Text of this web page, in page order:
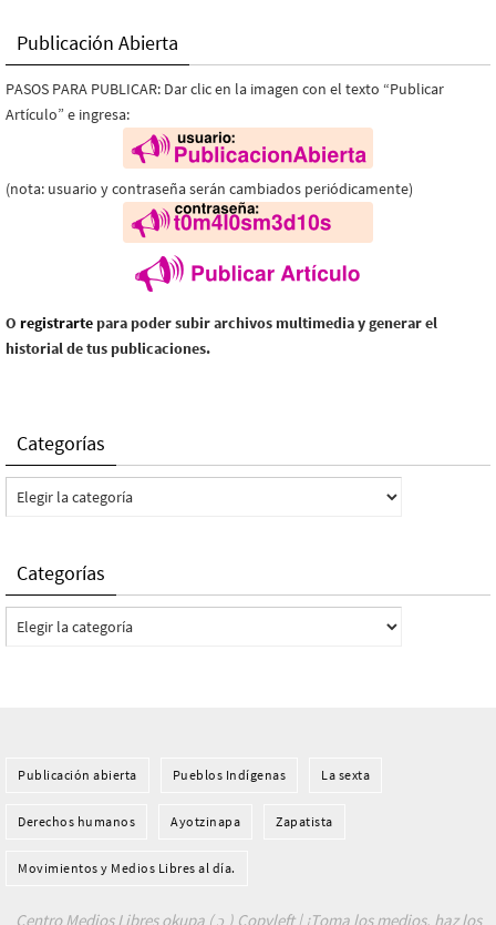
Publicación Abierta
PASOS PARA PUBLICAR: Dar clic en la imagen con el texto “Publicar
Artículo” e ingresa:
(nota: usuario y contraseña serán cambiados periódicamente)
O registrarte para poder subir archivos multimedia y generar el
historial de tus publicaciones.
Categorías
Categorías
Categorías
Categorías
Publicación abierta Pueblos Indí­genas La sexta
Derechos humanos Ayotzinapa Zapatista
Movimientos y Medios Libres al día.
Centro Medios Libres okupa ( ɔ ) Copyleft | ¡Toma los medios, haz los